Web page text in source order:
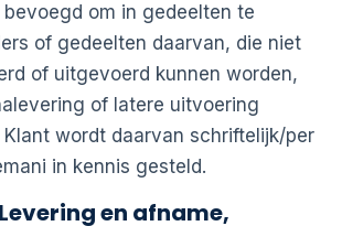
bevoegd om in gedeelten te
of gedeelten daarvan, die niet
of uitgevoerd kunnen worden,
of latere uitvoering
wordt daarvan schriftelijk/per
in kennis gesteld.
en afname,